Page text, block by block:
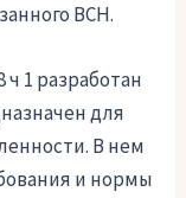
ВСН.
1 разработан
для
В нем
и нормы